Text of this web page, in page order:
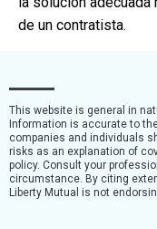
de un contratista.
This website is general in
Information is accurate to
companies and individuals
risks as an explanation of
policy. Consult your
circumstance. By citing
Liberty Mutual is not